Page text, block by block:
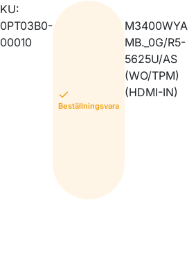
Beställningsvara
M3400WYA
MB._0G/R5-
5625U/AS
(WO/TPM)
(HDMI-IN)